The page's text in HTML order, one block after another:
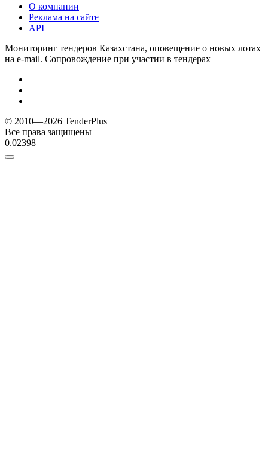
О компании
Реклама на сайте
API
Мониторинг тендеров Казахстана, оповещение о новых лотах
на e-mail. Сопровождение при участии в тендерах
© 2010—2026 TenderPlus
Все права защищены
0.02398